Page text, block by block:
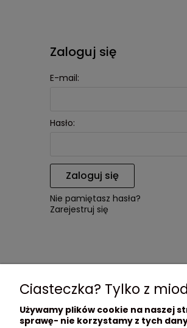
Zaloguj się
E-mail:
Hasło:
Zaloguj się
Nie pamiętasz hasła?
Zarejestruj się
Ciasteczka? Tylko z
Używamy plików cookie na naszej
sprawę- nie korzystamy z tych